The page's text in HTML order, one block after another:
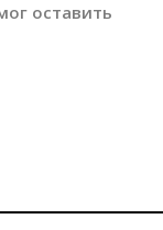
оставить